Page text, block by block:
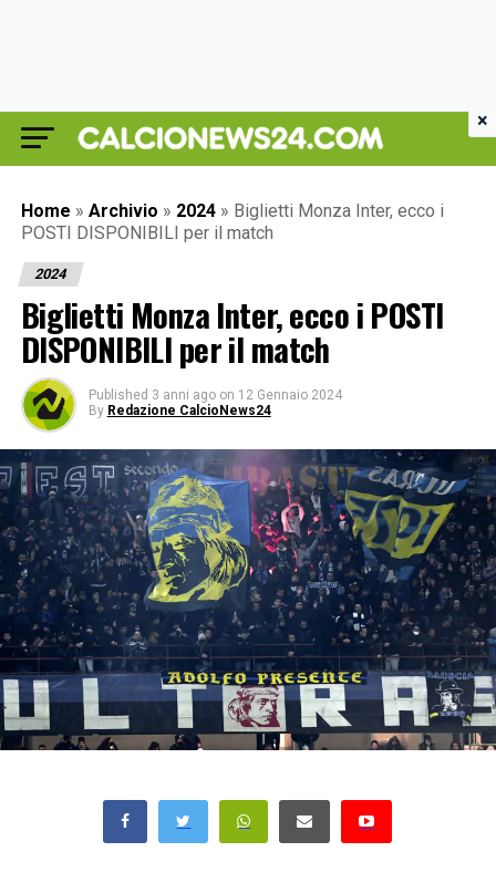
Home » Archivio » 2024 » Biglietti Monza Inter, ecco i
POSTI DISPONIBILI per il match
2024
Biglietti Monza Inter, ecco i POSTI
DISPONIBILI per il match
Published 3 anni ago on 12 Gennaio 2024
By Redazione CalcioNews24
×